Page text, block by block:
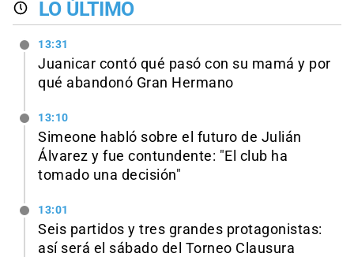
LO ÚLTIMO
13:31
Juanicar contó qué pasó con su mamá y por
qué abandonó Gran Hermano
13:10
Simeone habló sobre el futuro de Julián
Álvarez y fue contundente: "El club ha
tomado una decisión"
13:01
Seis partidos y tres grandes protagonistas:
así será el sábado del Torneo Clausura